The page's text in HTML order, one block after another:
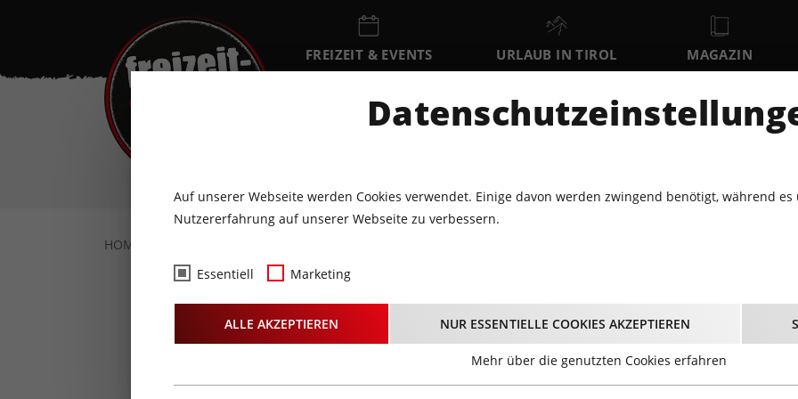
FREIZEIT & EVENTS URLAUB IN TIROL MAGAZIN
EVENTKALENDER
FR SA SO 10
HOME
Konzertbericht: Dead
Whitesnake, 19.11.2015,
Auf unserer Webseite werden Cookies verwendet. Einige davon werden zwingend benötigt, während
Nutzererfahrung auf unserer Webseite zu verbessern.
Essentiell Marketing
ALLE AKZEPTIEREN NUR ESSENTIELLE COOKIES AKZEPTIEREN
Mehr über die genutzten Cookies erfahren